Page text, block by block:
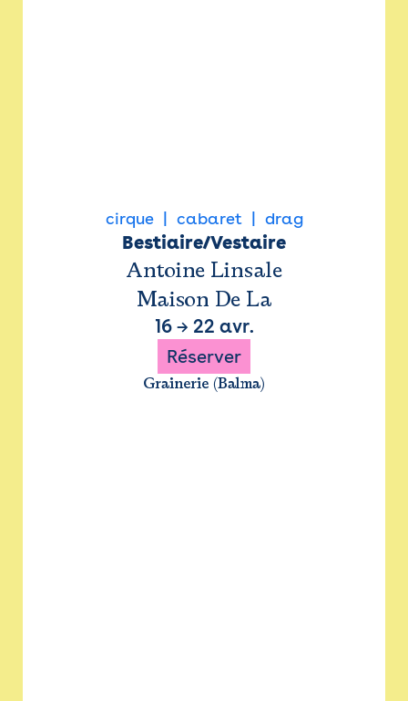
cirque cabaret drag
Bestiaire/Vestaire
Antoine Linsale
Maison De La
16→ 22 avr.
Réserver
Grainerie (Balma)